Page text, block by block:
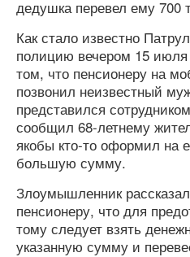
дедушка перевел ему 700
Как стало известно
полицию вечером 15
том, что пенсионеру на
позвонил неизвестный
представился
сообщил 68-летнему
якобы кто-то оформил на
большую сумму.
Злоумышленник
пенсионеру, что для
тому следует взять
указанную сумму и